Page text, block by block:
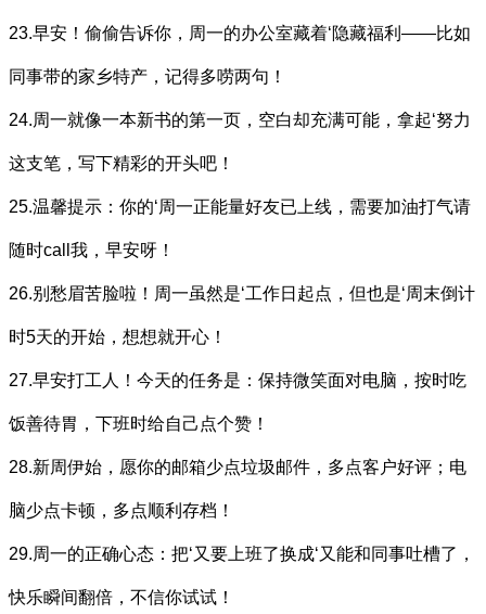
23.早安！偷偷告诉你，周一的办公室藏着‘隐藏福利——比如
同事带的家乡特产，记得多唠两句！
24.周一就像一本新书的第一页，空白却充满可能，拿起‘努力
这支笔，写下精彩的开头吧！
25.温馨提示：你的‘周一正能量好友已上线，需要加油打气请
随时call我，早安呀！
26.别愁眉苦脸啦！周一虽然是‘工作日起点，但也是‘周末倒计
时5天的开始，想想就开心！
27.早安打工人！今天的任务是：保持微笑面对电脑，按时吃
饭善待胃，下班时给自己点个赞！
28.新周伊始，愿你的邮箱少点垃圾邮件，多点客户好评；电
脑少点卡顿，多点顺利存档！
29.周一的正确心态：把‘又要上班了换成‘又能和同事吐槽了，
快乐瞬间翻倍，不信你试试！